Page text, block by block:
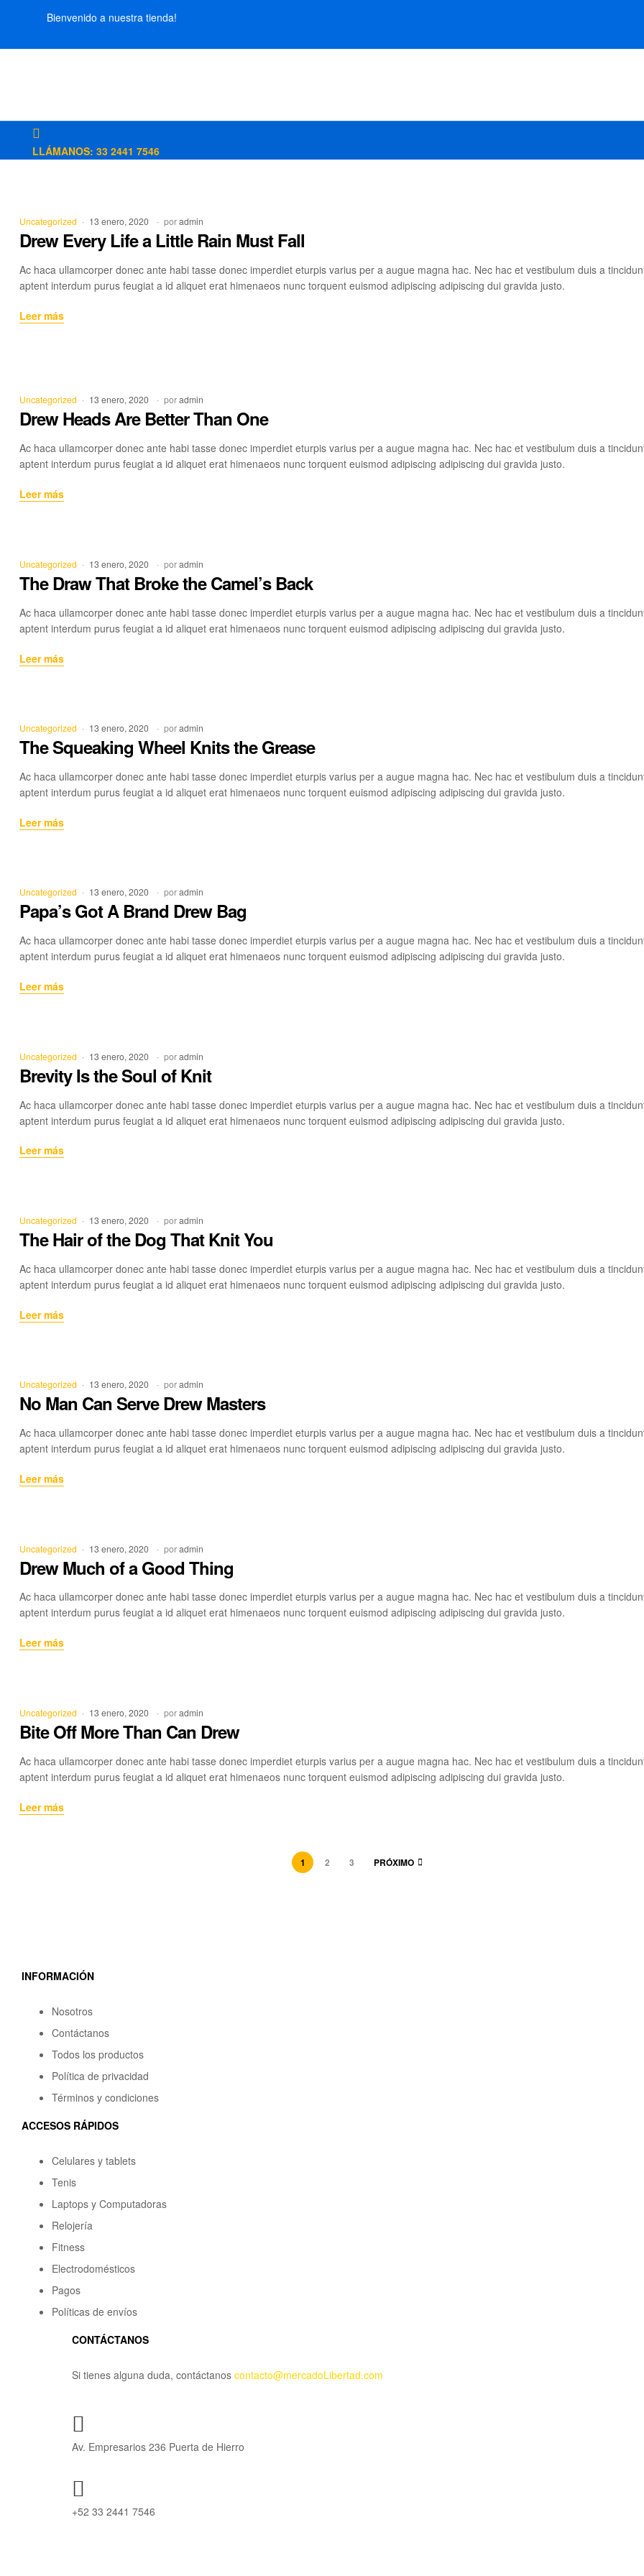
Bienvenido a nuestra tienda!
LLÁMANOS: 33 2441 7546
Categorías
Uncategorized 13 enero, 2020 poradmin
Drew Every Life a Little Rain Must Fall
Ac haca ullamcorper donec ante habi tasse donec imperdiet eturpis varius per a augue magna hac. Nec hac et vestibulum duis a
aptent interdum purus feugiat a id aliquet erat himenaeos nunc torquent euismod adipiscing adipiscing dui gravida justo.
Leer másDrew
Rain
Must
Fall
Categorías
Uncategorized 13 enero, 2020 poradmin
Drew Heads Are Better Than One
Ac haca ullamcorper donec ante habi tasse donec imperdiet eturpis varius per a augue magna hac. Nec hac et vestibulum duis a
aptent interdum purus feugiat a id aliquet erat himenaeos nunc torquent euismod adipiscing adipiscing dui gravida justo.
Leer másDrew
One
Categorías
Uncategorized 13 enero, 2020 poradmin
The Draw That Broke the Camel’s Back
Ac haca ullamcorper donec ante habi tasse donec imperdiet eturpis varius per a augue magna hac. Nec hac et vestibulum duis a
aptent interdum purus feugiat a id aliquet erat himenaeos nunc torquent euismod adipiscing adipiscing dui gravida justo.
Leer másThe
Camel’s
Back
Categorías
Uncategorized 13 enero, 2020 poradmin
The Squeaking Wheel Knits the Grease
Ac haca ullamcorper donec ante habi tasse donec imperdiet eturpis varius per a augue magna hac. Nec hac et vestibulum duis a
aptent interdum purus feugiat a id aliquet erat himenaeos nunc torquent euismod adipiscing adipiscing dui gravida justo.
Leer másThe
Grease
Categorías
Uncategorized 13 enero, 2020 poradmin
Papa’s Got A Brand Drew Bag
Ac haca ullamcorper donec ante habi tasse donec imperdiet eturpis varius per a augue magna hac. Nec hac et vestibulum duis a
aptent interdum purus feugiat a id aliquet erat himenaeos nunc torquent euismod adipiscing adipiscing dui gravida justo.
Leer másPapa’s
Bag
Categorías
Uncategorized 13 enero, 2020 poradmin
Brevity Is the Soul of Knit
Ac haca ullamcorper donec ante habi tasse donec imperdiet eturpis varius per a augue magna hac. Nec hac et vestibulum duis a
aptent interdum purus feugiat a id aliquet erat himenaeos nunc torquent euismod adipiscing adipiscing dui gravida justo.
Leer másBrevity
Knit
Categorías
Uncategorized 13 enero, 2020 poradmin
The Hair of the Dog That Knit You
Ac haca ullamcorper donec ante habi tasse donec imperdiet eturpis varius per a augue magna hac. Nec hac et vestibulum duis a
aptent interdum purus feugiat a id aliquet erat himenaeos nunc torquent euismod adipiscing adipiscing dui gravida justo.
Leer másThe
That
Knit
Categorías
Uncategorized 13 enero, 2020 poradmin
No Man Can Serve Drew Masters
Ac haca ullamcorper donec ante habi tasse donec imperdiet eturpis varius per a augue magna hac. Nec hac et vestibulum duis a
aptent interdum purus feugiat a id aliquet erat himenaeos nunc torquent euismod adipiscing adipiscing dui gravida justo.
Leer másNo
Masters
Categorías
Uncategorized 13 enero, 2020 poradmin
Drew Much of a Good Thing
Ac haca ullamcorper donec ante habi tasse donec imperdiet eturpis varius per a augue magna hac. Nec hac et vestibulum duis a
aptent interdum purus feugiat a id aliquet erat himenaeos nunc torquent euismod adipiscing adipiscing dui gravida justo.
Leer másDrew
Thing
Categorías
Uncategorized 13 enero, 2020 poradmin
Bite Off More Than Can Drew
Ac haca ullamcorper donec ante habi tasse donec imperdiet eturpis varius per a augue magna hac. Nec hac et vestibulum duis a
aptent interdum purus feugiat a id aliquet erat himenaeos nunc torquent euismod adipiscing adipiscing dui gravida justo.
Leer másBite
1 2 3 PRÓXIMO
INFORMACIÓN
Nosotros
Contáctanos
Todos los productos
Política de privacidad
Términos y condiciones
ACCESOS RÁPIDOS
Celulares y tablets
Tenis
Laptops y Computadoras
Relojería
Fitness
Electrodomésticos
Pagos
Políticas de envíos
CONTÁCTANOS
Si tienes alguna duda, contáctanos contacto@mercadoLibertad.com
Av. Empresarios 236 Puerta de Hierro
+52 33 2441 7546